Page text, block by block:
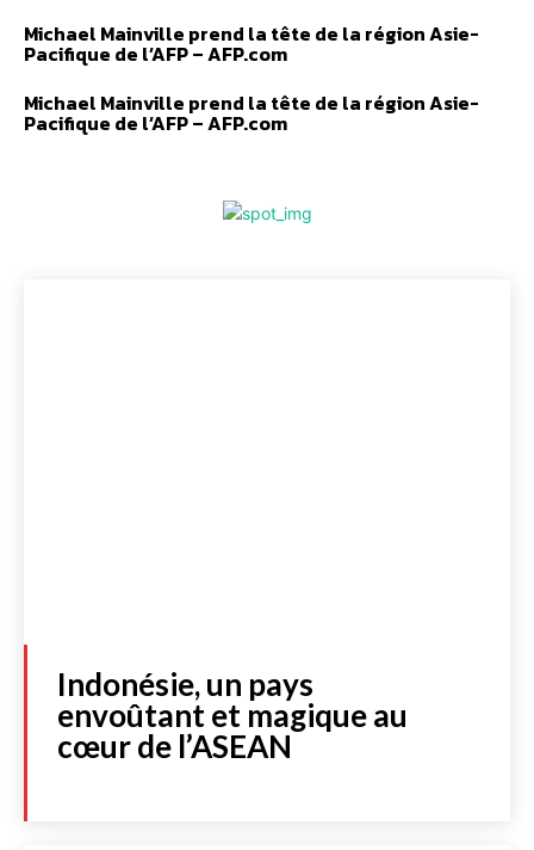
Michael Mainville prend la tête de la région Asie-
Pacifique de l’AFP – AFP.com
Michael Mainville prend la tête de la région Asie-
Pacifique de l’AFP – AFP.com
Indonésie, un pays
envoûtant et magique au
cœur de l’ASEAN